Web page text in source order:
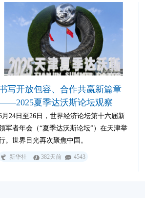
写开放包容、合作共赢新篇章
夏季达沃斯论坛观察
月24日至26日，世界经济论坛第十六届新
军者年会（“夏季达沃斯论坛”）在天津举
。世界目光再次聚焦中国。
新华社 382天前 4543